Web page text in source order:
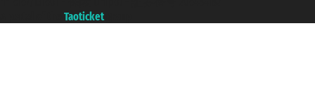
Taoticket